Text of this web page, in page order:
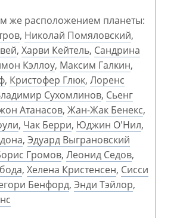
же расположением планеты:
, Николай Помяловский,
, Харви Кейтель, Сандрина
Кэллоу, Максим Галкин,
, Кристофер Глюк, Лоренс
Сухомлинов, Сьенг
Атанасов, Жан-Жак Бенекс,
, Чак Берри, Юджин О'Нил,
, Эдуард Выграновский
Громов, Леонид Седов,
, Хелена Кристенсен, Сисси
Бенфорд, Энди Тэйлор,